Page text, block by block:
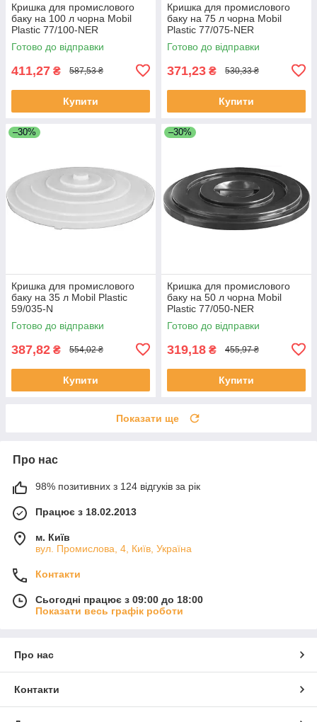
Кришка для промислового
баку на 100 л чорна Mobil
Plastic 77/100-NER
Готово до відправки
411,27 ₴ 587,53 ₴
Купити
Кришка для промислового
баку на 75 л чорна Mobil
Plastic 77/075-NER
Готово до відправки
371,23 ₴ 530,33 ₴
Купити
–30%
Кришка для промислового
баку на 35 л Mobil Plastic
59/035-N
Готово до відправки
387,82 ₴ 554,02 ₴
Купити
–30%
Кришка для промислового
баку на 50 л чорна Mobil
Plastic 77/050-NER
Готово до відправки
319,18 ₴ 455,97 ₴
Купити
Показати ще
Про нас
98% позитивних з 124 відгуків за рік
Працює з 18.02.2013
м. Київ
вул. Промислова, 4, Київ, Україна
Контакти
Сьогодні працює з 09:00 до 18:00
Показати весь графік роботи
Про нас
Контакти